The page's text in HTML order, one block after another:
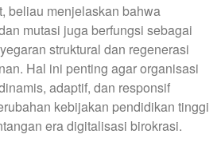
beliau menjelaskan bahwa
mutasi juga berfungsi sebagai
struktural dan regenerasi
Hal ini penting agar organisasi
adaptif, dan responsif
kebijakan pendidikan tinggi
era digitalisasi birokrasi.